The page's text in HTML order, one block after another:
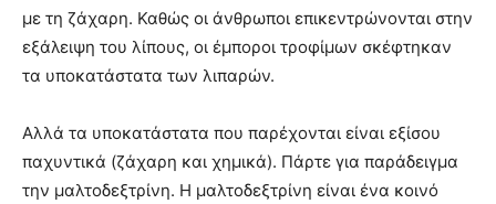
με τη ζάχαρη. Καθώς οι άνθρωποι επικεντρώνονται στην
εξάλειψη του λίπους, οι έμποροι τροφίμων σκέφτηκαν
τα υποκατάστατα των λιπαρών.
Αλλά τα υποκατάστατα που παρέχονται είναι εξίσου
παχυντικά (ζάχαρη και χημικά). Πάρτε για παράδειγμα
την μαλτοδεξτρίνη. Η μαλτοδεξτρίνη είναι ένα κοινό